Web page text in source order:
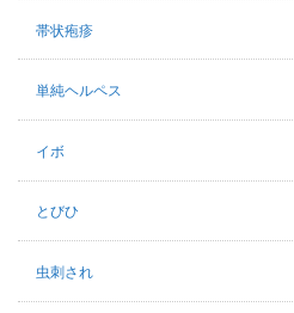
帯状疱疹
単純ヘルペス
イボ
とびひ
虫刺され